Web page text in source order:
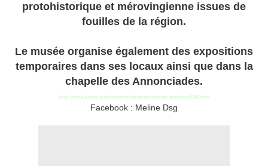
protohistorique et mérovingienne issues de
fouilles de la région.
Le musée organise également des expositions
temporaires dans ses locaux ainsi que dans la
chapelle des Annonciades.
http://www.besac.com/tourisme-besancon/musee-municipal/254.htm
Facebook : Meline Dsg